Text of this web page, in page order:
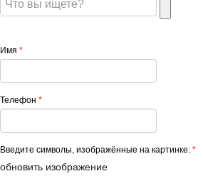
Имя *
Телефон *
Введите символы, изображённые на картинке: *
обновить изображение